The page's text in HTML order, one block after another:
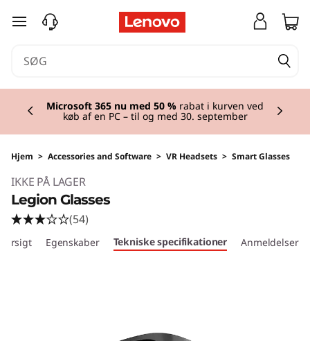
spring til hovedindhold
Microsoft 365 nu med 50 % rabat i kurven ved
køb af en PC – til og med 30. september
Hjem > Accessories and Software > VR Headsets > Smart Glasses
IKKE PÅ LAGER
Legion Glasses
(54)
Egenskaber Tekniske specifikationer Anmeldelser